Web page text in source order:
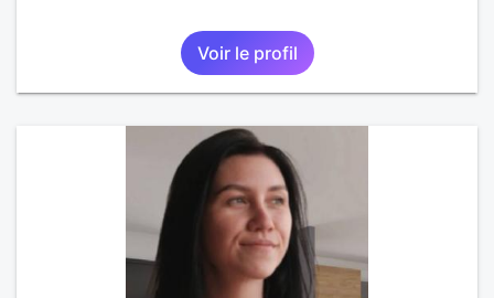
Voir le profil